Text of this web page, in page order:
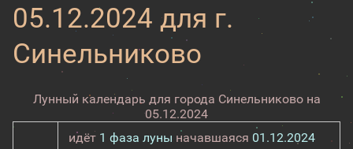
05.12.2024 для г.
Синельниково
Лунный календарь для города Синельниково на
05.12.2024
идёт 1 фаза луны начавшаяся 01.12.2024